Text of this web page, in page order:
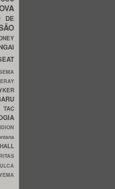
DE
TAC